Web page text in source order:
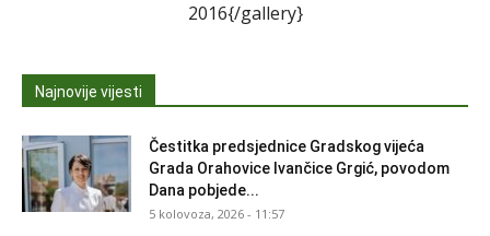
2016{/gallery}
Najnovije vijesti
Čestitka predsjednice Gradskog vijeća
Grada Orahovice Ivančice Grgić, povodom
Dana pobjede...
5 kolovoza, 2026 - 11:57